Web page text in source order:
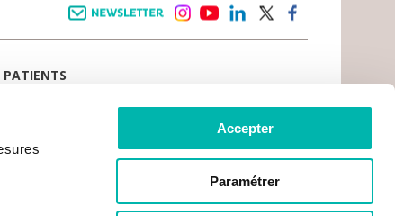
Accepter
Paramétrer
PATIENTS
PATIENT
EN LIGNE